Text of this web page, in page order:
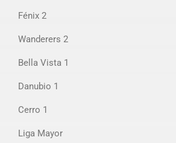
Fénix 2
Wanderers 2
Bella Vista 1
Danubio 1
Cerro 1
Liga Mayor